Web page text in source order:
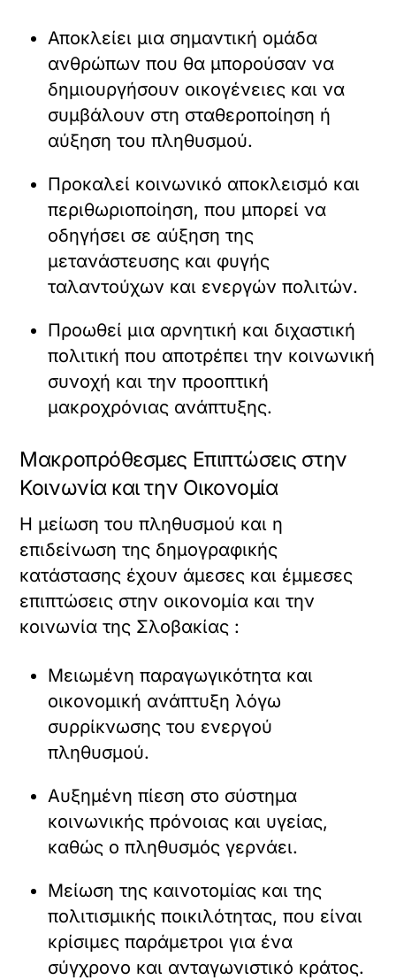
Αποκλείει μια σημαντική ομάδα
ανθρώπων που θα μπορούσαν να
δημιουργήσουν οικογένειες και να
συμβάλουν στη σταθεροποίηση ή
αύξηση του πληθυσμού.
Προκαλεί κοινωνικό αποκλεισμό και
περιθωριοποίηση, που μπορεί να
οδηγήσει σε αύξηση της
μετανάστευσης και φυγής
ταλαντούχων και ενεργών πολιτών.
Προωθεί μια αρνητική και διχαστική
πολιτική που αποτρέπει την κοινωνική
συνοχή και την προοπτική
μακροχρόνιας ανάπτυξης.
Μακροπρόθεσμες Επιπτώσεις στην
Κοινωνία και την Οικονομία
Η μείωση του πληθυσμού και η
επιδείνωση της δημογραφικής
κατάστασης έχουν άμεσες και έμμεσες
επιπτώσεις στην οικονομία και την
κοινωνία της Σλοβακίας :
Μειωμένη παραγωγικότητα και
οικονομική ανάπτυξη λόγω
συρρίκνωσης του ενεργού
πληθυσμού.
Αυξημένη πίεση στο σύστημα
κοινωνικής πρόνοιας και υγείας,
καθώς ο πληθυσμός γερνάει.
Μείωση της καινοτομίας και της
πολιτισμικής ποικιλότητας, που είναι
κρίσιμες παράμετροι για ένα
σύγχρονο και ανταγωνιστικό κράτος.